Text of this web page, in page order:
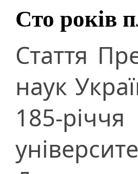
Сто років
Стаття
наук
185-